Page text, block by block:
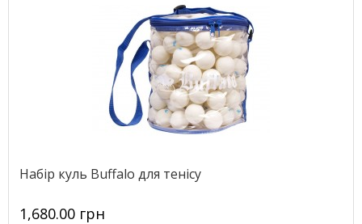
Набір куль Buffalo для тенісу
1,680.00 грн